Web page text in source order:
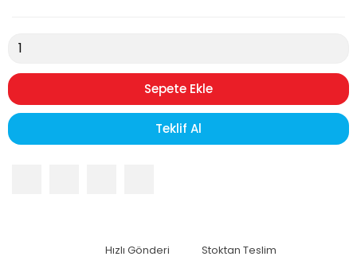
Sepete Ekle
Teklif Al
Hızlı Gönderi
Stoktan Teslim